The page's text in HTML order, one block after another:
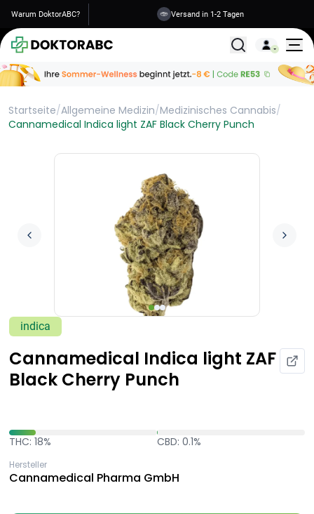
Warum DoktorABC? Versand in 1-2 Tagen
Alle
Startseite/Allgemeine Medizin/Medizinisches Cannabis/
Cannamedical Indica light ZAF Black Cherry Punch
indica
Cannamedical Indica light ZAF
Black Cherry Punch
THC: 18% CBD: 0.1%
Hersteller
Cannamedical Pharma GmbH